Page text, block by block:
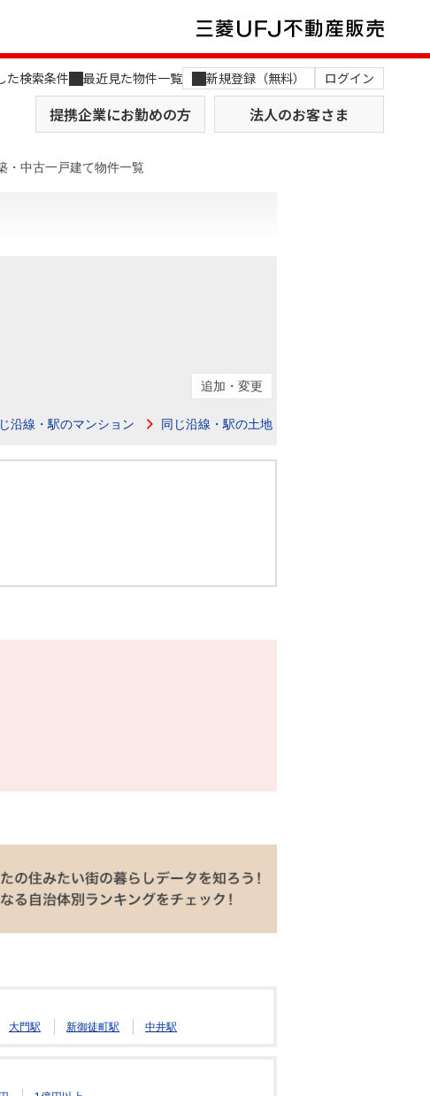
た検索条件 最近見た物件一覧 新規登録（無料） ログイン
提携企業にお勤めの方 法人のお客さま
おすすめ物件から探す
・中古一戸建て物件一覧
追加・変更
沿線・駅のマンション 同じ沿線・駅の土地
大門駅 新御徒町駅 中井駅